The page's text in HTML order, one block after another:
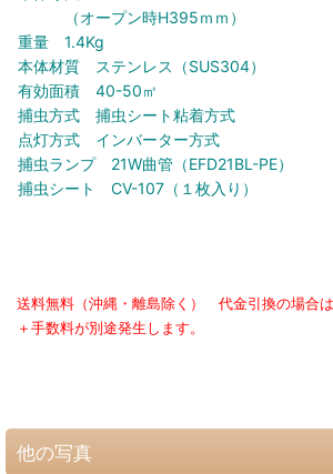
（オープン時H395ｍｍ）
重量 1.4Kg
本体材質 ステンレス（SUS304）
有効面積 40-50㎡
捕虫方式 捕虫シート粘着方式
点灯方式 インバーター方式
捕虫ランプ 21W曲管（EFD21BL-PE）
捕虫シート CV-107（１枚入り）
送料無料（沖縄・離島除く） 代金引換の場合
＋手数料が別途発生します。
他の写真